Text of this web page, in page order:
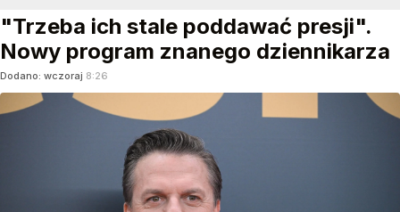
"Trzeba ich stale poddawać presji".
Nowy program znanego dziennikarza
Dodano: wczoraj 8:26